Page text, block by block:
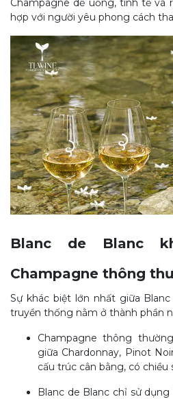
hợp với người yêu phong cách
Blanc de Blanc
Champagne thông
Sự khác biệt lớn nhất giữa
truyền thống nằm ở thành phần
Champagne thông
giữa Chardonnay, Pinot
cấu trúc cân bằng, có chiều
Blanc de Blanc chỉ sử